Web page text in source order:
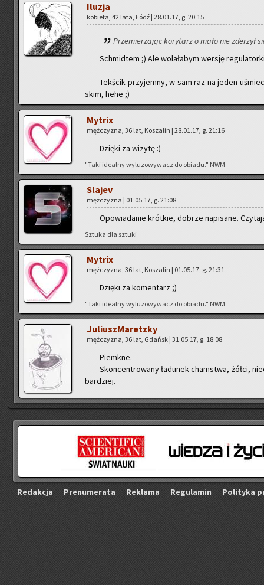
Ilu­zja
ko­bie­ta, 42 lata, Łódź | 28.01.17, g. 20:15
Prze­mie­rza­jąc ko­ry­tarz o mało nie zde­rzył
Schmid­tem ;) Ale wo­la­ła­bym wer­sję
Tek­ścik przy­jem­ny, w sam raz na jeden
skim, hehe ;)
My­trix
męż­czy­zna, 36 lat, Ko­sza­lin | 28.01.17, g. 21:16
Dzię­ki za wi­zy­tę :)
"Taki ide­al­ny wy­lu­zo­wy­wacz do obia­du." NWM
Sla­jev
męż­czy­zna | 01.05.17, g. 21:08
Opo­wia­da­nie krót­kie, do­brze na­pi­sa­ne.
Sztu­ka dla sztu­ki
My­trix
męż­czy­zna, 36 lat, Ko­sza­lin | 01.05.17, g. 21:31
Dzię­ki za ko­men­tarz ;)
"Taki ide­al­ny wy­lu­zo­wy­wacz do obia­du." NWM
Ju­liusz­Ma­retz­ky
męż­czy­zna, 36 lat, Gdańsk | 31.05.17, g. 18:08
Pie­mkne.
Skon­cen­tro­wa­ny ła­du­nek cham­stwa, żółci,
bar­dziej.
Re­dak­cja Pre­nu­me­ra­ta Re­kla­ma Re­gu­la­min Po­li­ty­ka